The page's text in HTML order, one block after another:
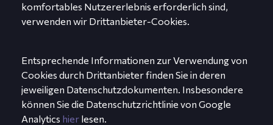
komfortables Nutzererlebnis erforderlich sind,
verwenden wir Drittanbieter-Cookies.
Entsprechende Informationen zur Verwendung von
Cookies durch Drittanbieter finden Sie in deren
jeweiligen Datenschutzdokumenten. Insbesondere
können Sie die Datenschutzrichtlinie von Google
Analytics hier lesen.